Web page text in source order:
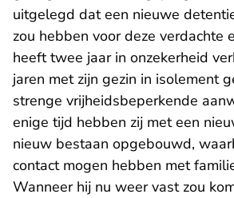
uitgelegd dat een nieuwe
zou hebben voor deze verdachte
heeft twee jaar in onzekerheid
jaren met zijn gezin in isolement
strenge vrijheidsbeperkende
enige tijd hebben zij met een
nieuw bestaan opgebouwd,
contact mogen hebben met
Wanneer hij nu weer vast zou